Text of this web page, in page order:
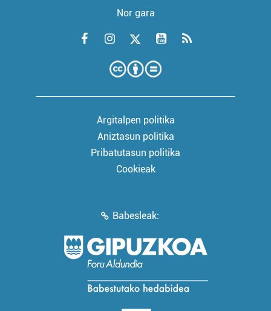
Nor gara
Argitalpen politika
Aniztasun politika
Pribatutasun politika
Cookieak
Babesleak: